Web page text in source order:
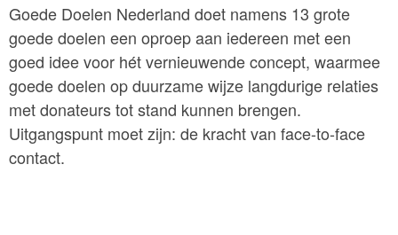
Goede Doelen Nederland doet namens 13 grote
goede doelen een oproep aan iedereen met een
goed idee voor hét vernieuwende concept, waarmee
goede doelen op duurzame wijze langdurige relaties
met donateurs tot stand kunnen brengen.
Uitgangspunt moet zijn: de kracht van face-to-face
contact.